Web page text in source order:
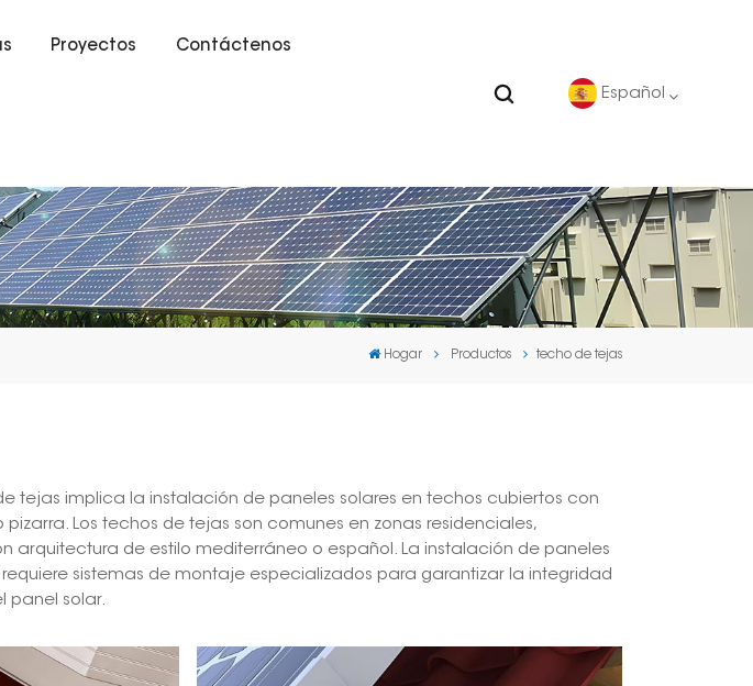
Proyectos Contáctenos
Español
English
Deutsch
español
português
Hogar Productos techo de tejas
tejas implica la instalación de paneles solares en techos cubiertos con
Los techos de tejas son comunes en zonas residenciales,
arquitectura de estilo mediterráneo o español. La instalación de paneles
sistemas de montaje especializados para garantizar la integridad
panel solar.